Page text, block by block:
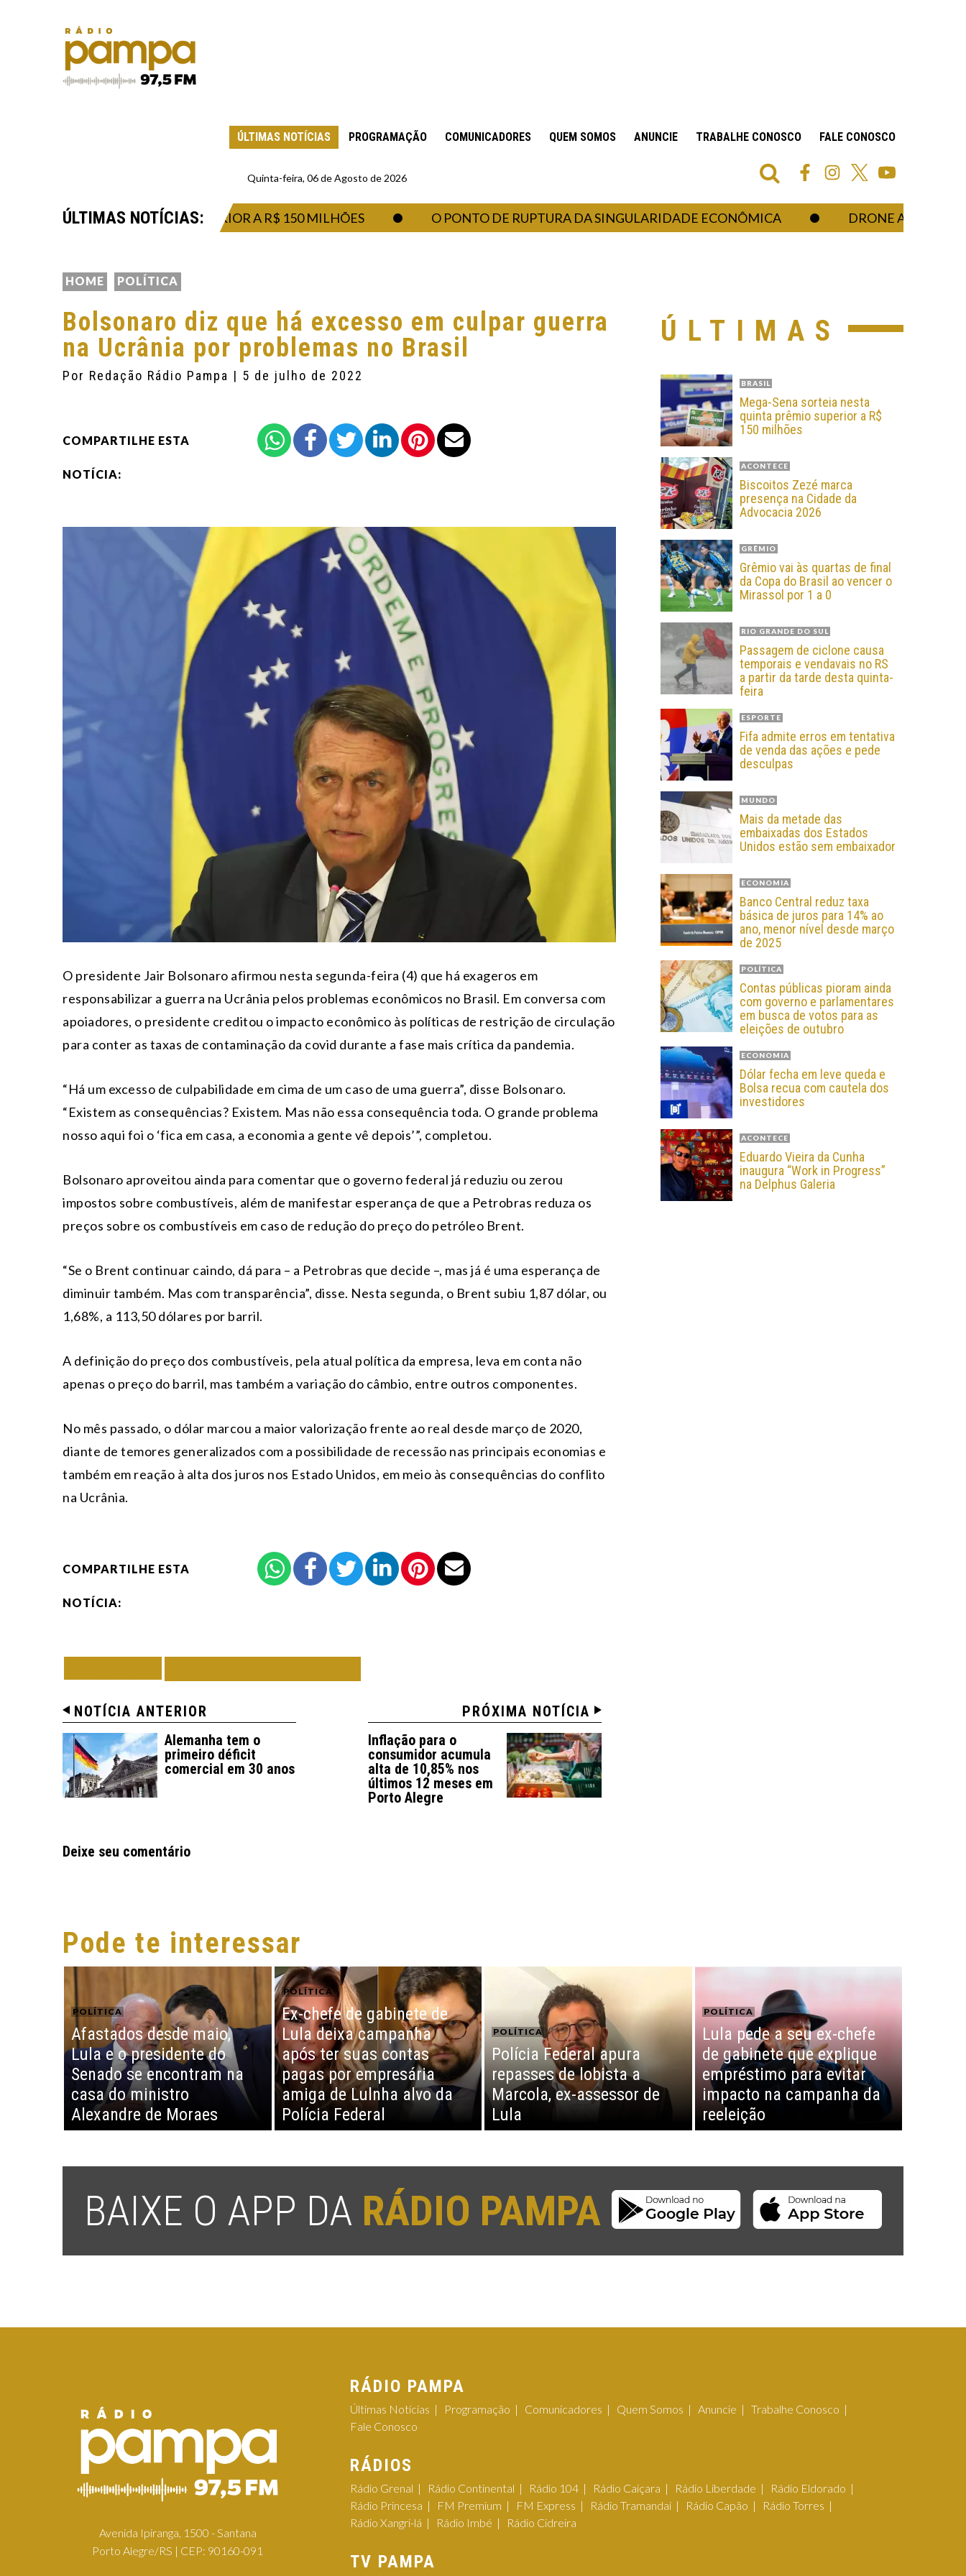
ÚLTIMAS NOTÍCIAS PROGRAMAÇÃO COMUNICADORES QUEM SOMOS ANUNCIE TRABALHE CONOSCO FALE CONOSCO
Quinta-feira, 06 de Agosto de 2026
ÚLTIMAS NOTÍCIAS:
QUINTA PRÊMIO SUPERIOR A R$ 150 MILHÕES O PONTO DE RUPTURA DA SINGULARIDADE ECONÔMICA DRONE ATIRADOR
HOME POLÍTICA
Bolsonaro diz que há excesso em culpar guerra
na Ucrânia por problemas no Brasil
Por Redação Rádio Pampa | 5 de julho de 2022
COMPARTILHE ESTA
NOTÍCIA:
O presidente Jair Bolsonaro afirmou nesta segunda-feira (4) que há exageros em
responsabilizar a guerra na Ucrânia pelos problemas econômicos no Brasil. Em conversa com
apoiadores, o presidente creditou o impacto econômico às políticas de restrição de circulação
para conter as taxas de contaminação da covid durante a fase mais crítica da pandemia.
“Há um excesso de culpabilidade em cima de um caso de uma guerra”, disse Bolsonaro.
“Existem as consequências? Existem. Mas não essa consequência toda. O grande problema
nosso aqui foi o ‘fica em casa, a economia a gente vê depois’”, completou.
Bolsonaro aproveitou ainda para comentar que o governo federal já reduziu ou zerou
impostos sobre combustíveis, além de manifestar esperança de que a Petrobras reduza os
preços sobre os combustíveis em caso de redução do preço do petróleo Brent.
“Se o Brent continuar caindo, dá para – a Petrobras que decide –, mas já é uma esperança de
diminuir também. Mas com transparência”, disse. Nesta segunda, o Brent subiu 1,87 dólar, ou
1,68%, a 113,50 dólares por barril.
A definição do preço dos combustíveis, pela atual política da empresa, leva em conta não
apenas o preço do barril, mas também a variação do câmbio, entre outros componentes.
No mês passado, o dólar marcou a maior valorização frente ao real desde março de 2020,
diante de temores generalizados com a possibilidade de recessão nas principais economias e
também em reação à alta dos juros nos Estado Unidos, em meio às consequências do conflito
na Ucrânia.
COMPARTILHE ESTA
NOTÍCIA:
NOTÍCIA ANTERIOR
Alemanha tem o
primeiro déficit
comercial em 30 anos
PRÓXIMA NOTÍCIA
Inflação para o
consumidor acumula
alta de 10,85% nos
últimos 12 meses em
Porto Alegre
Deixe seu comentário
ÚLTIMAS
BRASIL
Mega-Sena sorteia nesta
quinta prêmio superior a R$
150 milhões
ACONTECE
Biscoitos Zezé marca
presença na Cidade da
Advocacia 2026
GRÊMIO
Grêmio vai às quartas de final
da Copa do Brasil ao vencer o
Mirassol por 1 a 0
RIO GRANDE DO SUL
Passagem de ciclone causa
temporais e vendavais no RS
a partir da tarde desta quinta-
feira
ESPORTE
Fifa admite erros em tentativa
de venda das ações e pede
desculpas
MUNDO
Mais da metade das
embaixadas dos Estados
Unidos estão sem embaixador
ECONOMIA
Banco Central reduz taxa
básica de juros para 14% ao
ano, menor nível desde março
de 2025
POLÍTICA
Contas públicas pioram ainda
com governo e parlamentares
em busca de votos para as
eleições de outubro
ECONOMIA
Dólar fecha em leve queda e
Bolsa recua com cautela dos
investidores
ACONTECE
Eduardo Vieira da Cunha
inaugura “Work in Progress”
na Delphus Galeria
Pode te interessar
POLÍTICA
Afastados desde maio,
Lula e o presidente do
Senado se encontram na
casa do ministro
Alexandre de Moraes
POLÍTICA
Ex-chefe de gabinete de
Lula deixa campanha
após ter suas contas
pagas por empresária
amiga de Lulnha alvo da
Polícia Federal
POLÍTICA
Polícia Federal apura
repasses de lobista a
Marcola, ex-assessor de
Lula
POLÍTICA
Lula pede a seu ex-chefe
de gabinete que explique
empréstimo para evitar
impacto na campanha da
reeleição
BAIXE O APP DA RÁDIO PAMPA
Avenida Ipiranga, 1500 - Santana
Porto Alegre/RS | CEP: 90160-091
RÁDIO PAMPA
Últimas Notícias Programação Comunicadores Quem Somos Anuncie
Trabalhe Conosco
Fale Conosco
RÁDIOS
Rádio Grenal Rádio Continental Rádio 104 Rádio Caiçara Rádio Liberdade
Rádio Eldorado
Rádio Princesa
FM Premium FM Express Rádio Tramandaí Rádio Capão
Rádio Torres
Rádio Xangri-lá
Rádio Imbé Rádio Cidreira
TV PAMPA